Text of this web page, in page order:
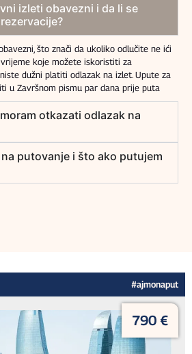
izleti obavezni i da li se
što znači da ukoliko odlučite ne ići
koje možete iskoristiti za
dužni platiti odlazak na izlet. Upute za
u Završnom pismu par dana prije puta
otkazati odlazak na
putovanje i što ako putujem
#ajmonaput
790 €